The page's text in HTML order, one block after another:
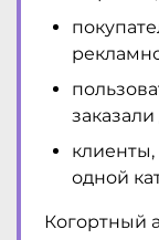
одной
Когортный